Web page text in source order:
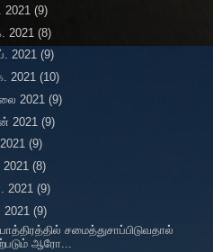
(9)
2021 (8)
2021 (9)
2021 (10)
2021 (9)
2021 (9)
(9)
2021 (8)
2021 (9)
2021 (9)
சமைத்துசாப்பிடுவதால்
ஆரோ...